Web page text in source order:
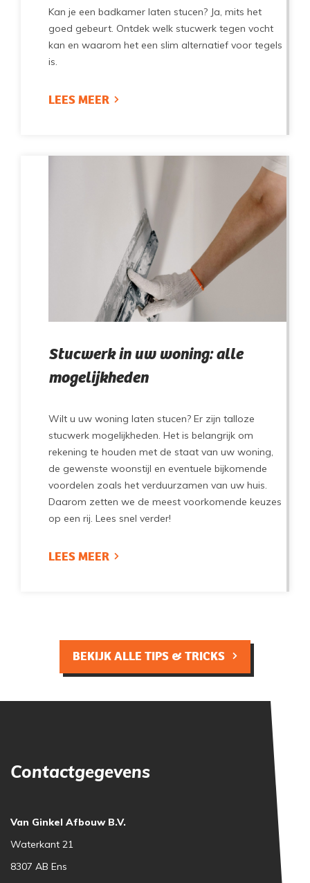
Kan je een badkamer laten stucen? Ja, mits het
goed gebeurt. Ontdek welk stucwerk tegen vocht
kan en waarom het een slim alternatief voor tegels
is.
LEES MEER
Stucwerk in uw woning: alle
mogelijkheden
Wilt u uw woning laten stucen? Er zijn talloze
stucwerk mogelijkheden. Het is belangrijk om
rekening te houden met de staat van uw woning,
de gewenste woonstijl en eventuele bijkomende
voordelen zoals het verduurzamen van uw huis.
Daarom zetten we de meest voorkomende keuzes
op een rij. Lees snel verder!
LEES MEER
BEKIJK ALLE TIPS & TRICKS
Contactgegevens
Van Ginkel Afbouw B.V.
Waterkant 21
8307 AB Ens